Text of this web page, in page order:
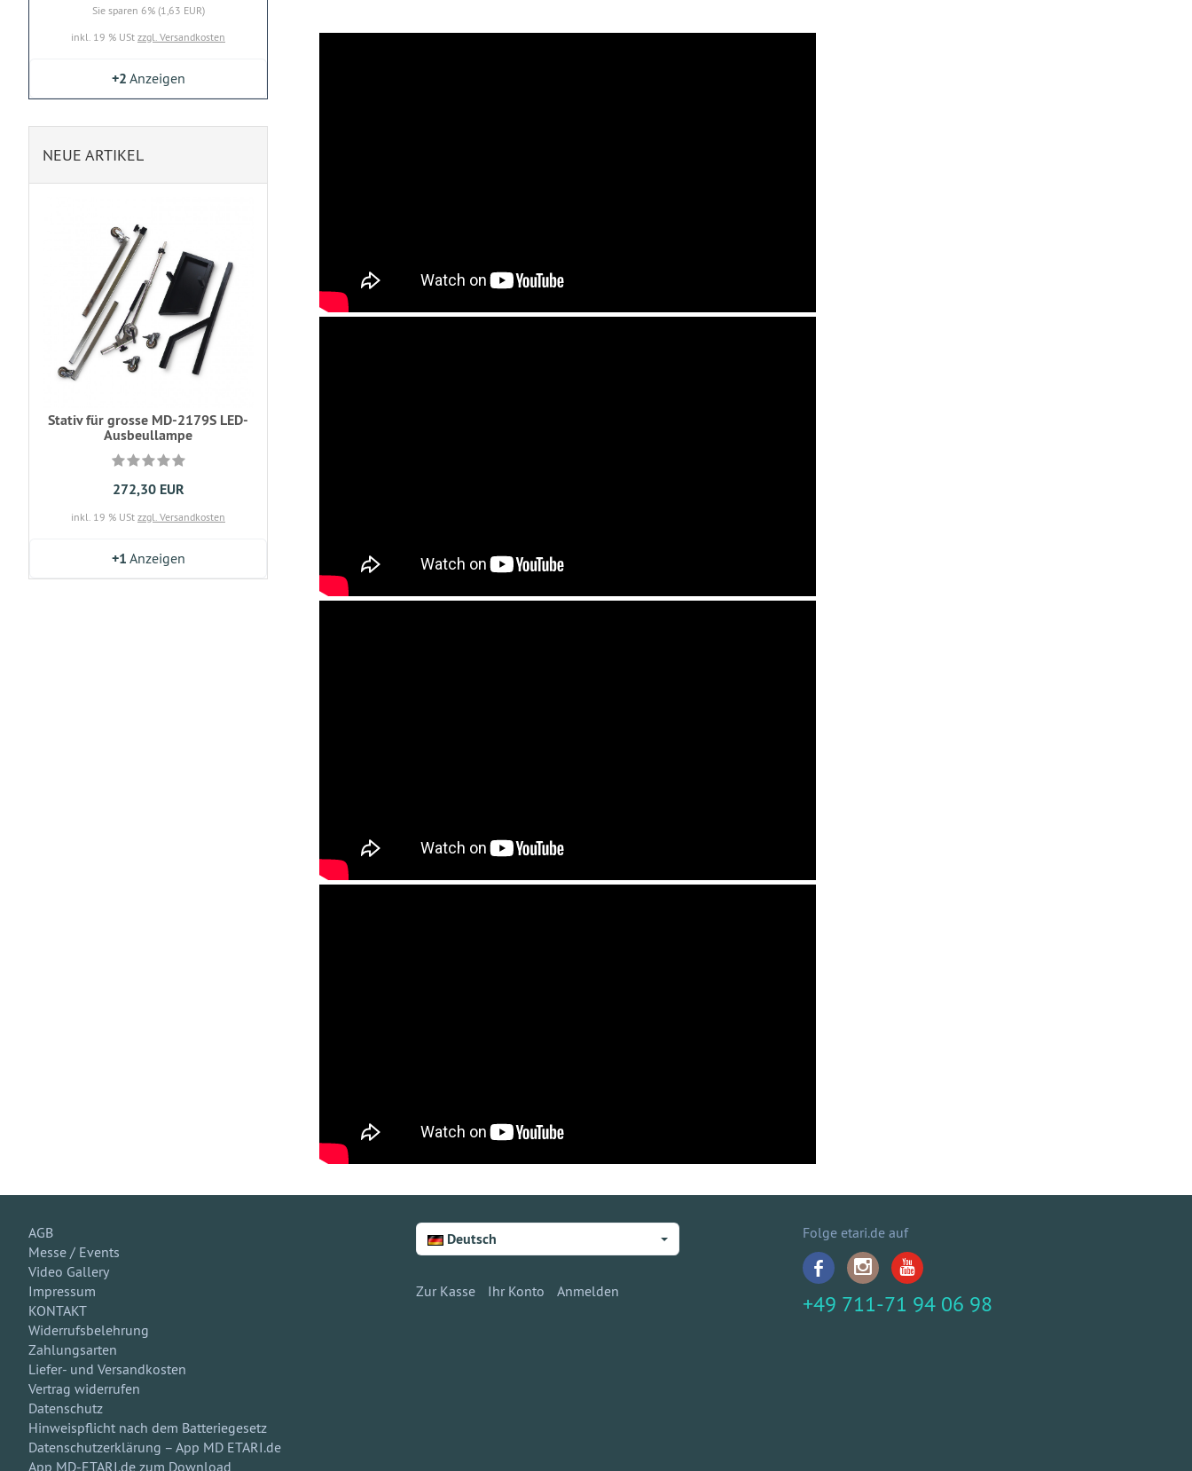
Sie sparen 6% (1,63 EUR)
inkl. 19 % USt zzgl. Versandkosten
+2 Anzeigen
NEUE ARTIKEL
Stativ für grosse MD-2179S LED-
Ausbeullampe
272,30 EUR
inkl. 19 % USt zzgl. Versandkosten
+1 Anzeigen
AGB
Messe / Events
Video Gallery
Impressum
KONTAKT
Widerrufsbelehrung
Zahlungsarten
Liefer- und Versandkosten
Vertrag widerrufen
Datenschutz
Hinweispflicht nach dem Batteriegesetz
Datenschutzerklärung – App MD ETARI.de
App MD-ETARI.de zum Download
Deutsch
Zur Kasse Ihr Konto Anmelden
Folge etari.de auf
+49 711-71 94 06 98